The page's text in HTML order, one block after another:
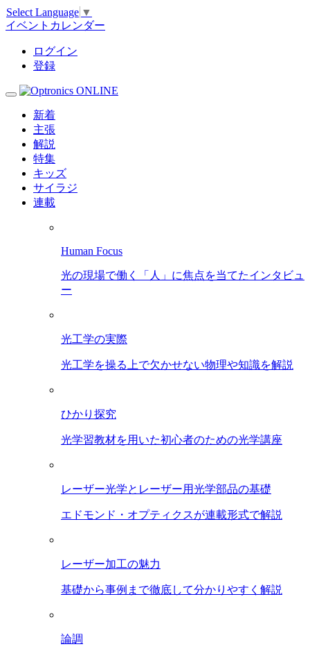
Select Language ▼
イベントカレンダー
ログイン
登録
新着
主張
解説
特集
キッズ
サイラジ
連載
Human Focus
光の現場で働く「人」に焦点を当てたインタビュ
ー
光工学の実際
光工学を操る上で欠かせない物理や知識を解説
ひかり探究
光学習教材を用いた初心者のための光学講座
レーザー光学とレーザー用光学部品の基礎
エドモンド・オプティクスが連載形式で解説
レーザー加工の魅力
基礎から事例まで徹底して分かりやすく解説
論調